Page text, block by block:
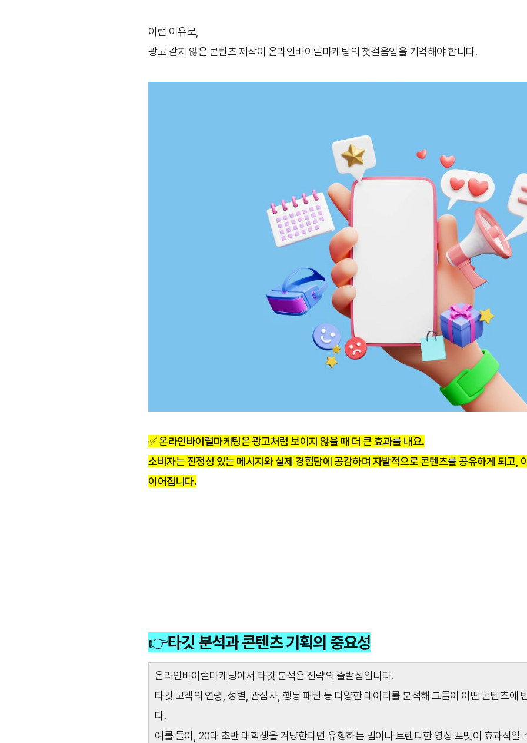
이런 이유로,
광고 같지 않은 콘텐츠 제작이 온라인바이럴마케팅의 첫걸음임을 기억해야 합니다.
✅ 온라인바이럴마케팅은 광고처럼 보이지 않을 때 더 큰 효과를 내요.
소비자는 진정성 있는 메시지와 실제 경험담에 공감하며 자발적으로 콘텐츠를 공유하게 되고,
이어집니다.
👉타깃 분석과 콘텐츠 기획의 중요성
온라인바이럴마케팅에서 타깃 분석은 전략의 출발점입니다.
타깃 고객의 연령, 성별, 관심사, 행동 패턴 등 다양한 데이터를 분석해 그들이 어떤 콘텐츠에
다.
예를 들어, 20대 초반 대학생을 겨냥한다면 유행하는 밈이나 트렌디한 영상 포맷이 효과적일